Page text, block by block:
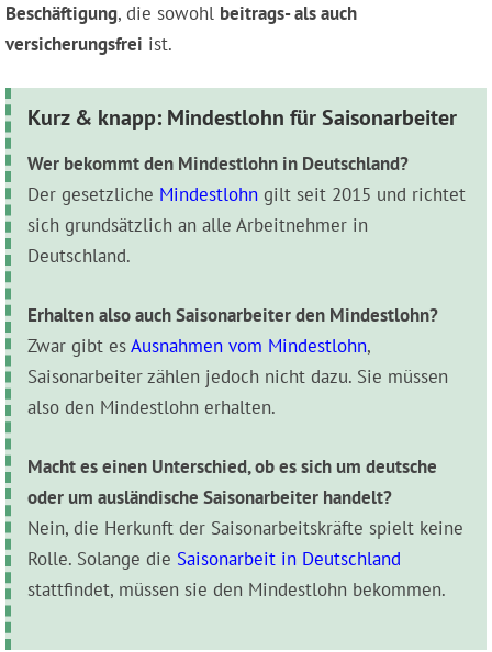
Beschäftigung, die sowohl beitrags- als auch
versicherungsfrei ist.
Kurz & knapp: Mindestlohn für Saisonarbeiter
Wer bekommt den Mindestlohn in Deutschland?
Der gesetzliche Mindestlohn gilt seit 2015 und richtet
sich grundsätzlich an alle Arbeitnehmer in
Deutschland.
Erhalten also auch Saisonarbeiter den Mindestlohn?
Zwar gibt esAusnahmen vom Mindestlohn,
Saisonarbeiter zählen jedoch nicht dazu. Sie müssen
also den Mindestlohn erhalten.
Macht es einen Unterschied, ob es sich um deutsche
oder um ausländische Saisonarbeiter handelt?
Nein, die Herkunft der Saisonarbeitskräfte spielt keine
Rolle. Solange die Saisonarbeit in Deutschland
stattfindet, müssen sie den Mindestlohn bekommen.